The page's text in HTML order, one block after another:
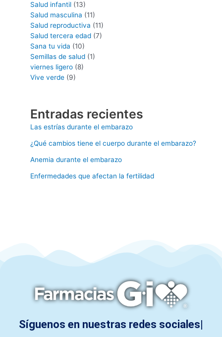
Salud infantil(13)
Salud masculina (11)
Salud reproductiva (11)
Salud tercera edad(7)
Sana tu vida (10)
Semillas de salud(1)
viernes ligero(8)
Vive verde(9)
Entradas recientes
Las estrías durante el embarazo
¿Qué cambios tiene el cuerpo durante el embarazo?
Anemia durante el embarazo
Enfermedades que afectan la fertilidad